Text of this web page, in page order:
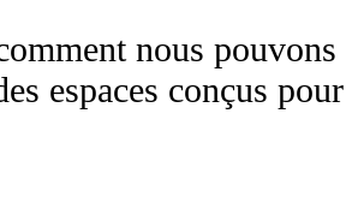
nous pouvons
espaces conçus pour